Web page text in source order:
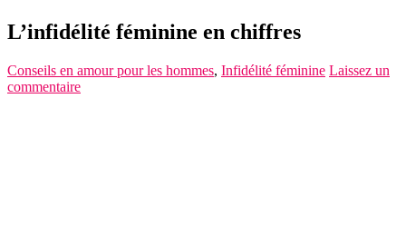
L’infidélité féminine en chiffres
Conseils en amour pour les hommes, Infidélité féminine Laissez un
commentaire